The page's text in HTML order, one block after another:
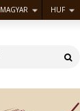
MAGYAR HUF